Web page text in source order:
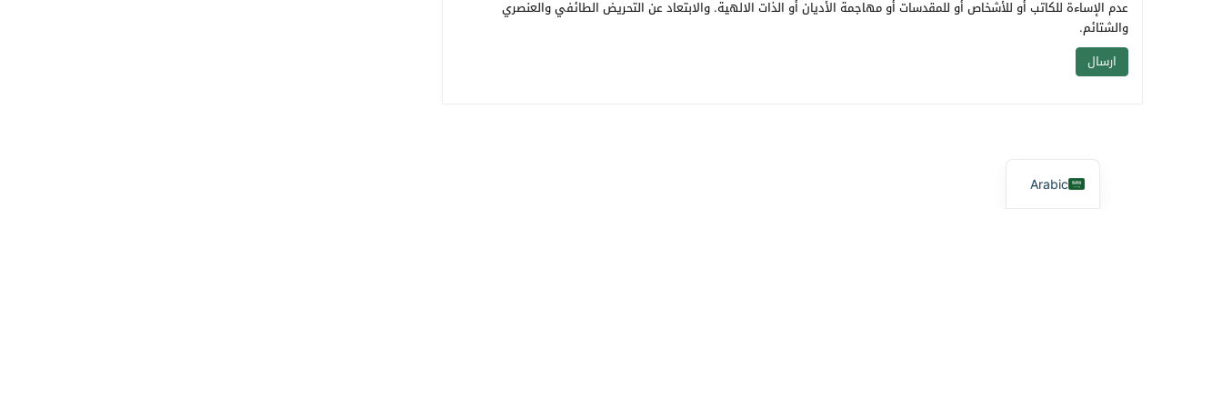
عدم الإساءة للكاتب أو للأشخاص أو للمقدسات أو مهاجمة الأديان أو الذات الالهية. والابتعاد عن التحريض الطائفي والعنصري
والشتائم.
Arabic